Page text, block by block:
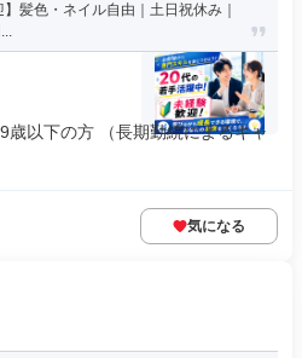
髪色・ネイル自由｜土日祝休み｜
歳以下の方 （長期勤続によるキャ
気になる